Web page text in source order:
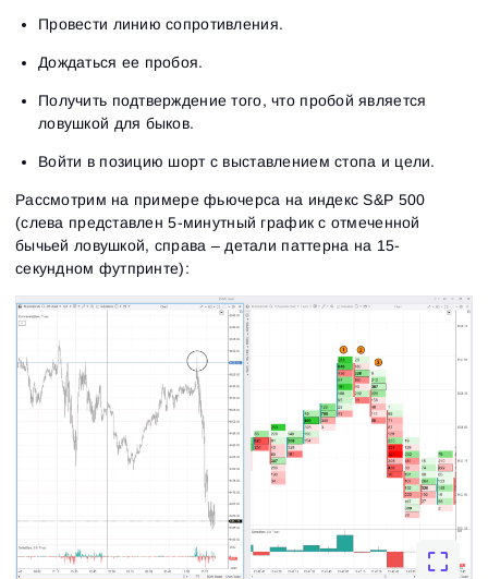
Провести линию сопротивления.
Дождаться ее пробоя.
Получить подтверждение того, что пробой является
ловушкой для быков.
Войти в позицию шорт с выставлением стопа и цели.
Рассмотрим на примере фьючерса на индекс S&P 500
(слева представлен 5-минутный график с отмеченной
бычьей ловушкой, справа – детали паттерна на 15-
секундном футпринте):